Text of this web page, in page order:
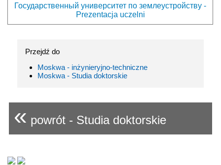
Государственный университет по землеустройству -
Prezentacja uczelni
Przejdź do
Moskwa - inżynieryjno-techniczne
Moskwa - Studia doktorskie
« powrót - Studia doktorskie